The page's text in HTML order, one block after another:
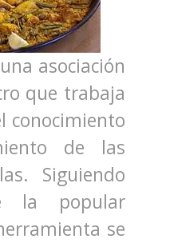
asociación
que trabaja
conocimiento
de las
Siguiendo
la popular
se